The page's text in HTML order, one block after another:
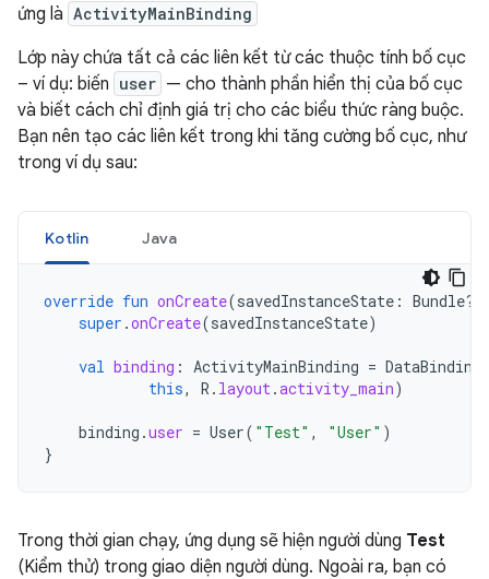
ứng là ActivityMainBinding
Lớp này chứa tất cả các liên kết từ các thuộc tính bố cục
– ví dụ: biến user — cho thành phần hiển thị của bố cục
và biết cách chỉ định giá trị cho các biểu thức ràng buộc.
Bạn nên tạo các liên kết trong khi tăng cường bố cục, như
trong ví dụ sau:
Kotlin Java
override fun onCreate(savedInstanceState : Bundle?)
super .onCreate(savedInstanceState)
val binding : ActivityMainBinding =
this, R . layout.activity_main)
binding .user = User( "Test" , "User" )
}
Trong thời gian chạy, ứng dụng sẽ hiện người dùng Test
(Kiểm thử) trong giao diện người dùng. Ngoài ra, bạn có